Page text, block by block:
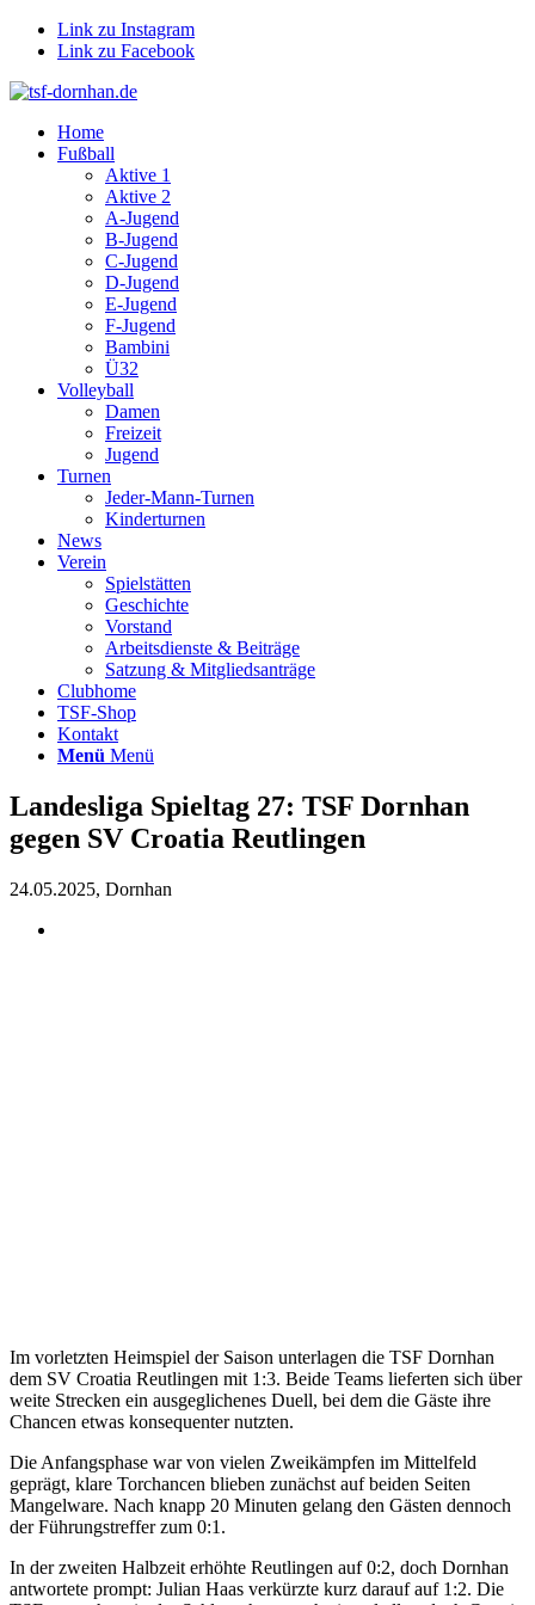
Link zu Instagram
Link zu Facebook
Home
Fußball
Aktive 1
Aktive 2
A-Jugend
B-Jugend
C-Jugend
D-Jugend
E-Jugend
F-Jugend
Bambini
Ü32
Volleyball
Damen
Freizeit
Jugend
Turnen
Jeder-Mann-Turnen
Kinderturnen
News
Verein
Spielstätten
Geschichte
Vorstand
Arbeitsdienste & Beiträge
Satzung & Mitgliedsanträge
Clubhome
TSF-Shop
Kontakt
Menü Menü
Landesliga Spieltag 27: TSF Dornhan
gegen SV Croatia Reutlingen
24.05.2025, Dornhan
Im vorletzten Heimspiel der Saison unterlagen die TSF Dornhan
dem SV Croatia Reutlingen mit 1:3. Beide Teams lieferten sich über
weite Strecken ein ausgeglichenes Duell, bei dem die Gäste ihre
Chancen etwas konsequenter nutzten.
Die Anfangsphase war von vielen Zweikämpfen im Mittelfeld
geprägt, klare Torchancen blieben zunächst auf beiden Seiten
Mangelware. Nach knapp 20 Minuten gelang den Gästen dennoch
der Führungstreffer zum 0:1.
In der zweiten Halbzeit erhöhte Reutlingen auf 0:2, doch Dornhan
antwortete prompt: Julian Haas verkürzte kurz darauf auf 1:2. Die